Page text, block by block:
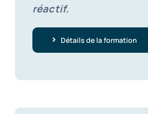
réactif.
Détails de la formation